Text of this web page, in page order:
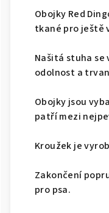
Obojky Red
tkané pro ještě
Našitá stuha
odolnost a
Obojky jsou
patří mezi
Kroužek je
Zakončení
pro psa.